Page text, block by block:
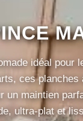
idéal pour
ces
un maintien
ultra-plat et